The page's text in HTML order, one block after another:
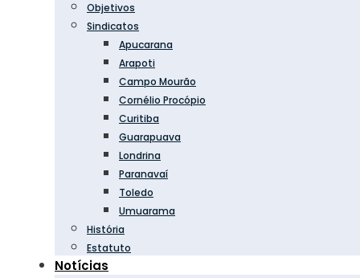
Objetivos
Sindicatos
Apucarana
Arapoti
Campo Mourão
Cornélio Procópio
Curitiba
Guarapuava
Londrina
Paranavaí
Toledo
Umuarama
História
Estatuto
Notícias